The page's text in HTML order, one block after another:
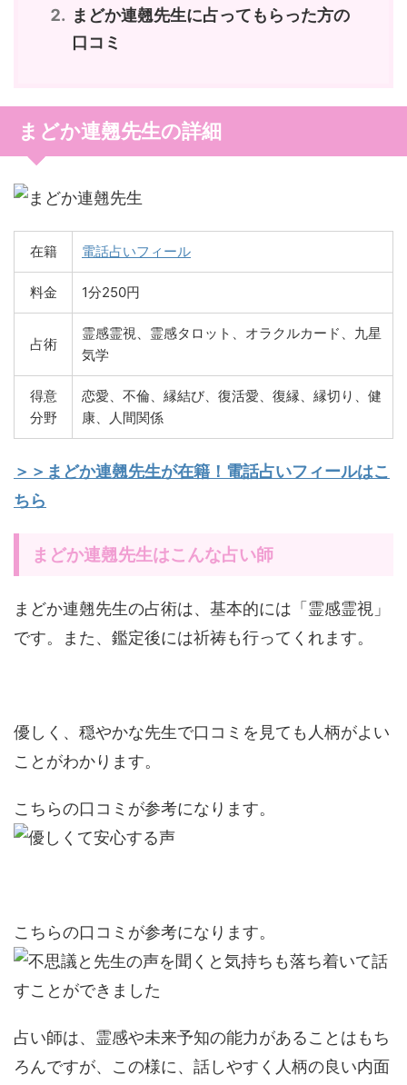
まどか連翹先生に占ってもらった方の
口コミ
まどか連翹先生の詳細
在籍 電話占いフィール
料金 1分250円
占術
霊感霊視、霊感タロット、オラクルカード、九星
気学
得意
分野
恋愛、不倫、縁結び、復活愛、復縁、縁切り、健
康、人間関係
＞＞まどか連翹先生が在籍！電話占いフィールはこ
ちら
まどか連翹先生はこんな占い師
まどか連翹先生の占術は、基本的には「霊感霊視」
です。また、鑑定後には祈祷も行ってくれます。
優しく、穏やかな先生で口コミを見ても人柄がよい
ことがわかります。
こちらの口コミが参考になります。
こちらの口コミが参考になります。
占い師は、霊感や未来予知の能力があることはもち
ろんですが、この様に、話しやすく人柄の良い内面